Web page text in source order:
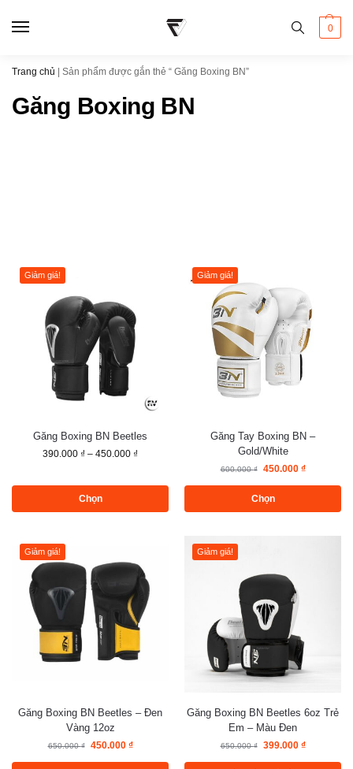
0
Trang chủ Sản phẩm được gắn thẻ “ Găng Boxing BN”
Găng Boxing BN
Giảm giá!
Găng Boxing BN Beetles
390.000 ₫ – 450.000 ₫
Chọn
Giảm giá!
Găng Tay Boxing BN –
Gold/White
600.000₫ 450.000 ₫
Chọn
Giảm giá!
Găng Boxing BN Beetles – Đen
Vàng 12oz
650.000₫ 450.000 ₫
Giảm giá!
Găng Boxing BN Beetles 6oz Trẻ
Em – Màu Đen
650.000₫ 399.000 ₫